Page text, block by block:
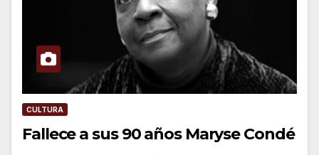
CULTURA
Fallece a sus 90 años Maryse Condé